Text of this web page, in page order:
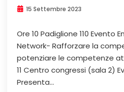
15 Settembre 2023
Ore 10 Padiglione 110 Evento
Network- Rafforzare la
potenziare le competenze
11 Centro congressi (sala 2)
Presenta...